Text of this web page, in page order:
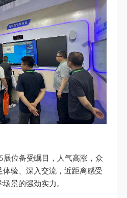
展位备受瞩目，人气高涨，众
验、深入交流，近距离感受
景的强劲实力。